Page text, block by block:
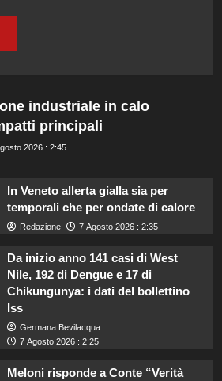
industriale in calo
principali
2026 : 2:45
In Veneto allerta gialla sia per
temporali che per ondate di calore
Redazione 7 Agosto 2026 : 2:35
Da inizio anno 141 casi di West
Nile, 192 di Dengue e 17 di
Chikungunya: i dati del bollettino
Iss
Germana Bevilacqua
7 Agosto 2026 : 2:25
Meloni risponde a Conte “Verità